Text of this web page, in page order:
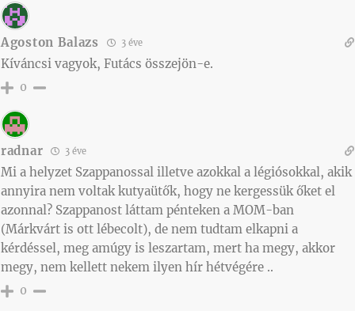
Agoston Balazs 3 éve
Kíváncsi vagyok, Futács összejön-e.
0
radnar 3 éve
Mi a helyzet Szappanossal illetve azokkal a légiósokkal, akik
annyira nem voltak kutyaütők, hogy ne kergessük őket el
azonnal? Szappanost láttam pénteken a MOM-ban
(Márkvárt is ott lébecolt), de nem tudtam elkapni a
kérdéssel, meg amúgy is leszartam, mert ha megy, akkor
megy, nem kellett nekem ilyen hír hétvégére ..
0